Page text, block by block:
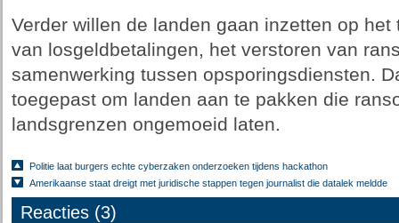
Verder willen de landen gaan inzetten op
van losgeldbetalingen, het verstoren van
samenwerking tussen opsporingsdiensten.
toegepast om landen aan te pakken die
landsgrenzen ongemoeid laten.
Politie laat burgers echte cyberzaken onderzoeken tijdens hackathon
Amerikaanse staat dreigt met juridische stappen tegen journalist die datalek meldde
Reacties (3)